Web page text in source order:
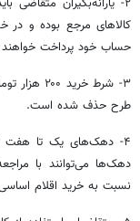
کالاهای مرجع بوده و در
حساب خود پرداخت خواهند
طرح حذف شده است.
۴- دهک‌های یک تا هفت
دهک‌ها می‌توانند با
نسبت به خرید اقلام